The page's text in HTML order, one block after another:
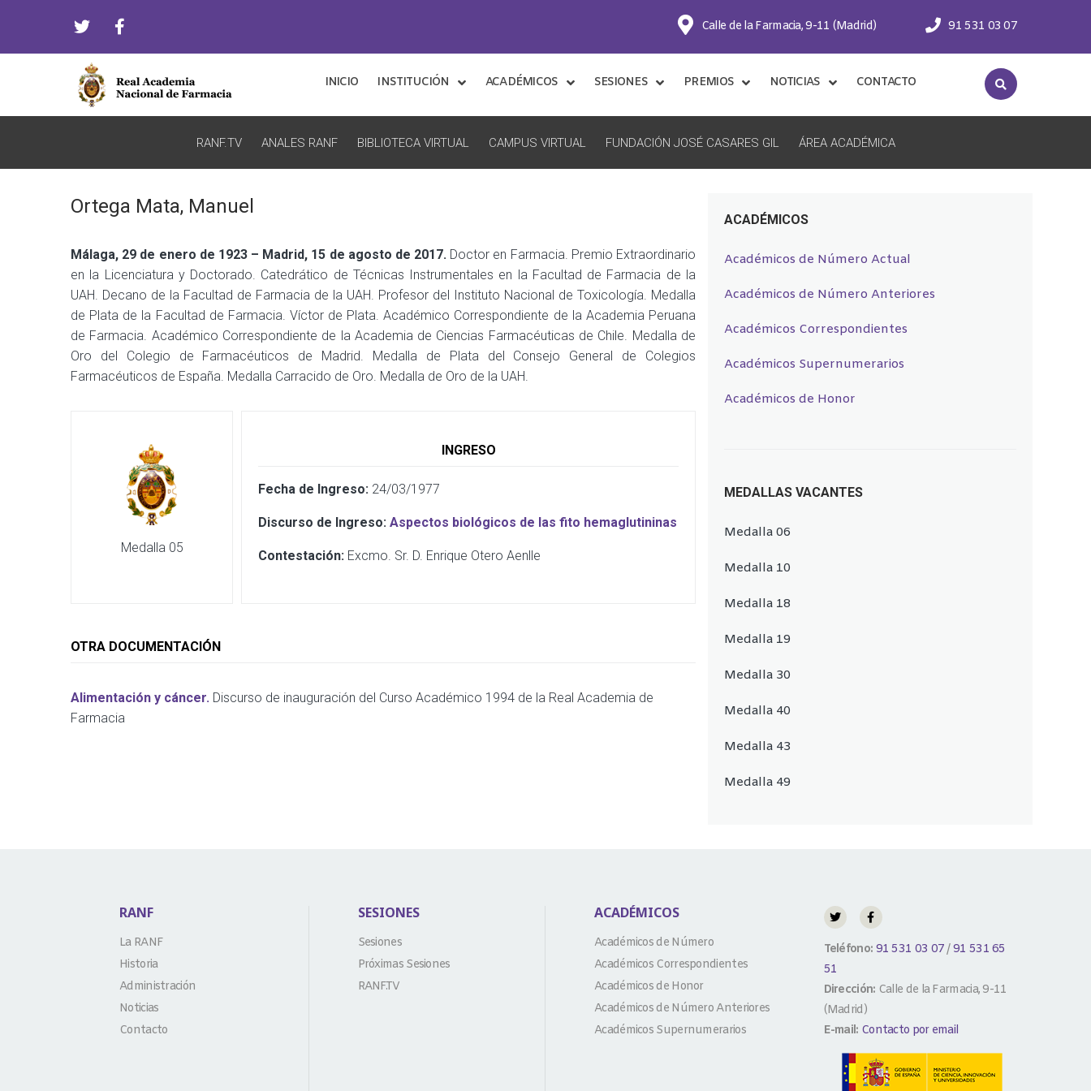
Calle de la Farmacia, 9-11 (Madrid) 91 531 03 07
INICIO INSTITUCIÓN ACADÉMICOS SESIONES PREMIOS NOTICIAS CONTACTO
RANF.TV ANALES RANF BIBLIOTECA VIRTUAL CAMPUS VIRTUAL FUNDACIÓN JOSÉ CASARES GIL ÁREA ACADÉMICA
Ortega Mata, Manuel
Málaga, 29 de enero de 1923 – Madrid, 15 de agosto de 2017. Doctor en Farmacia. Premio Extraordinario
en la Licenciatura y Doctorado. Catedrático de Técnicas Instrumentales en la Facultad de Farmacia de la
UAH. Decano de la Facultad de Farmacia de la UAH. Profesor del Instituto Nacional de Toxicología. Medalla
de Plata de la Facultad de Farmacia. Víctor de Plata. Académico Correspondiente de la Academia Peruana
de Farmacia. Académico Correspondiente de la Academia de Ciencias Farmacéuticas de Chile. Medalla de
Oro del Colegio de Farmacéuticos de Madrid. Medalla de Plata del Consejo General de Colegios
Farmacéuticos de España. Medalla Carracido de Oro. Medalla de Oro de la UAH.
Medalla 05
INGRESO
Fecha de Ingreso: 24/03/1977
Discurso de Ingreso: Aspectos biológicos de las fito hemaglutininas
Contestación: Excmo. Sr. D. Enrique Otero Aenlle
OTRA DOCUMENTACIÓN
Alimentación y cáncer. Discurso de inauguración del Curso Académico 1994 de la Real Academia de
Farmacia
ACADÉMICOS
Académicos de Número Actual
Académicos de Número Anteriores
Académicos Correspondientes
Académicos Supernumerarios
Académicos de Honor
MEDALLAS VACANTES
Medalla 06
Medalla 10
Medalla 18
Medalla 19
Medalla 30
Medalla 40
Medalla 43
Medalla 49
RANF
La RANF
Historia
Administración
Noticias
Contacto
SESIONES
Sesiones
Próximas Sesiones
RANF.TV
ACADÉMICOS
Académicos de Número
Académicos Correspondientes
Académicos de Honor
Académicos de Número Anteriores
Académicos Supernumerarios
Teléfono: 91 531 03 07/91 531 65
51
Dirección: Calle de la Farmacia, 9-11
(Madrid)
E-mail: Contacto por email